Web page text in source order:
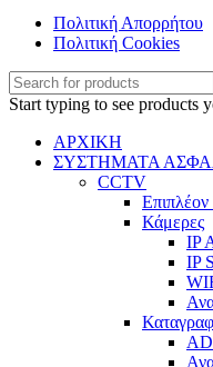
Πολιτική Απορρήτου
Πολιτική Cookies
Start typing to see products
ΑΡΧΙΚΗ
ΣΥΣΤΗΜΑΤΑ
CCTV
Επιπλέον
Κάμερες
IP
IP